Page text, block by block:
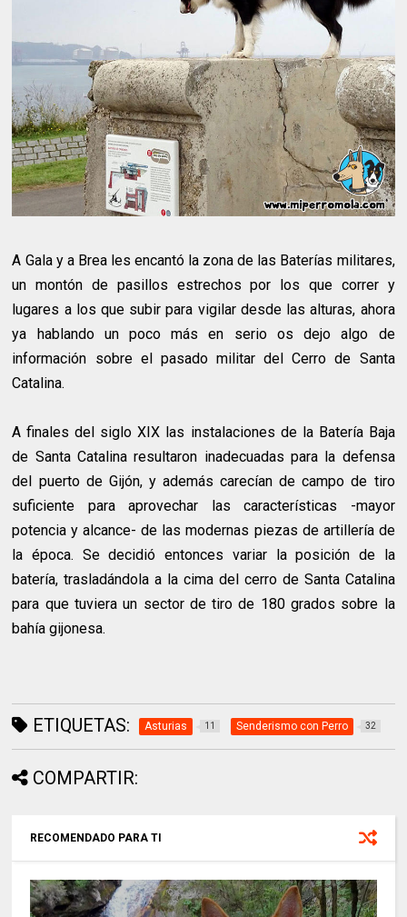
A Gala y a Brea les encantó la zona de las Baterías militares,
un montón de pasillos estrechos por los que correr y
lugares a los que subir para vigilar desde las alturas, ahora
ya hablando un poco más en serio os dejo algo de
información sobre el pasado militar del Cerro de Santa
Catalina.
A finales del siglo XIX las instalaciones de la Batería Baja
de Santa Catalina resultaron inadecuadas para la defensa
del puerto de Gijón, y además carecían de campo de tiro
suficiente para aprovechar las características -mayor
potencia y alcance- de las modernas piezas de artillería de
la época. Se decidió entonces variar la posición de la
batería, trasladándola a la cima del cerro de Santa Catalina
para que tuviera un sector de tiro de 180 grados sobre la
bahía gijonesa.
ETIQUETAS: Asturias 11 Senderismo con Perro 32
COMPARTIR:
RECOMENDADO PARA TI